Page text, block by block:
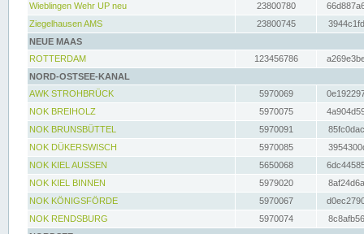
Wieblingen Wehr UP neu
23800780
Ziegelhausen AMS
23800745
NEUE MAAS
ROTTERDAM
123456786
NORD-OSTSEE-KANAL
AWK STROHBRÜCK
5970069
NOK BREIHOLZ
5970075
NOK BRUNSBÜTTEL
5970091
NOK DÜKERSWISCH
5970085
NOK KIEL AUSSEN
5650068
NOK KIEL BINNEN
5979020
NOK KÖNIGSFÖRDE
5970067
NOK RENDSBURG
5970074